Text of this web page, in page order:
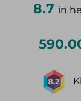
8.7 in